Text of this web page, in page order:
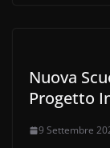
Nuova
Progetto
9 Settembre